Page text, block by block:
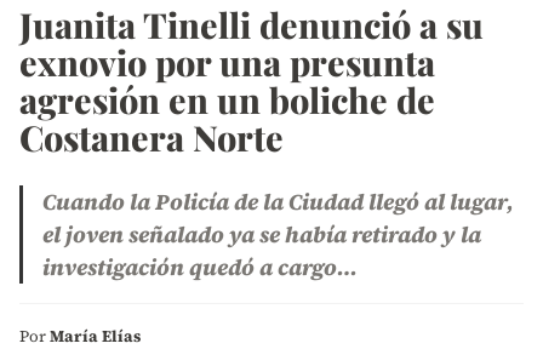
Juanita Tinelli denunció a su
exnovio por una presunta
agresión en un boliche de
Costanera Norte
Cuando la Policía de la Ciudad llegó al lugar,
el joven señalado ya se había retirado y la
investigación quedó a cargo…
PorMaría Elías